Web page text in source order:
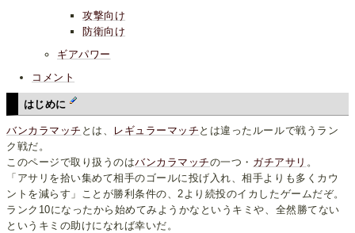
攻撃向け
防衛向け
ギアパワー
コメント
はじめに
バンカラマッチ とは、 レギュラーマッチ とは違ったルールで戦うラン
ク戦だ。
このページで取り扱うのはバンカラマッチの一つ・ ガチアサリ 。
「アサリを拾い集めて相手のゴールに投げ入れ、相手よりも多くカウ
ントを減らす」ことが勝利条件の、2より続投のイカしたゲームだぞ。
ランク10になったから始めてみようかなというキミや、全然勝てない
というキミの助けになれば幸いだ。